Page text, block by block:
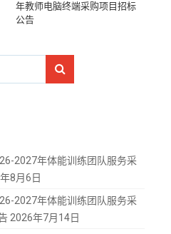
年教师电脑终端采购项目招标
公告
2027年体能训练团队服务采
8月6日
2027年体能训练团队服务采
2026年7月14日